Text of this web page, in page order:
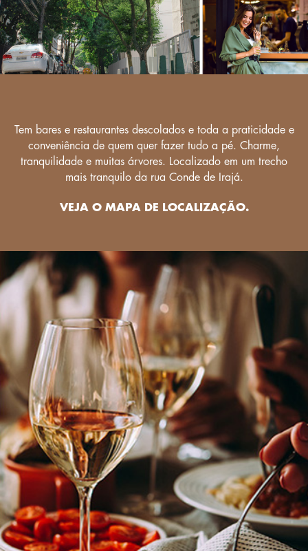
Tem bares e restaurantesdescolados e toda a praticidade e
conveniência de quem quer fazer tudo a pé. Charme,
tranquilidade e muitas árvores. Localizado em um trecho
mais tranquilo da rua Conde de Irajá.
VEJA O MAPA DE LOCALIZAÇÃO.